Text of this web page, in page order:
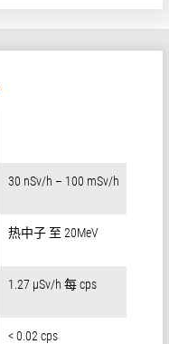
30 nSv/h – 100 mSv/h
热中子 至 20MeV
1.27 µSv/h 每 cps
< 0.02 cps